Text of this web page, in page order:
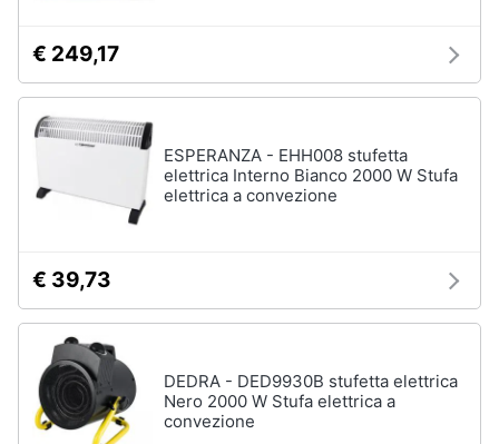
Fotografia
Abbigliamento
Animali
Motori
Libri,
cd
Termostato
Termostato
Rivestimento
Cornice
tutti
€ 249,17
ESPERANZA - EHH008 stufetta
elettrica Interno Bianco 2000 W Stufa
elettrica a convezione
€ 39,73
DEDRA - DED9930B stufetta elettrica
Nero 2000 W Stufa elettrica a
convezione